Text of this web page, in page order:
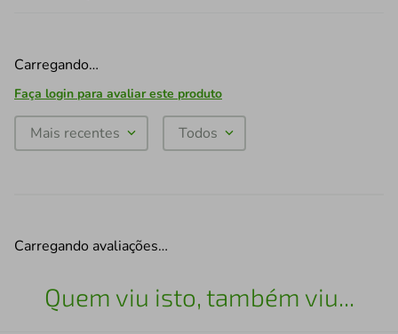
Carregando…
Faça login para avaliar este produto
Mais recentes Todos
Carregando avaliações…
Quem viu isto, também viu...